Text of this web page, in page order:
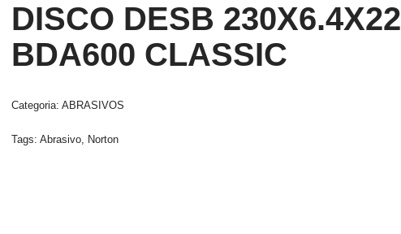
DISCO DESB 230X6.4X22
BDA600 CLASSIC
Categoria:ABRASIVOS
Tags:Abrasivo, Norton